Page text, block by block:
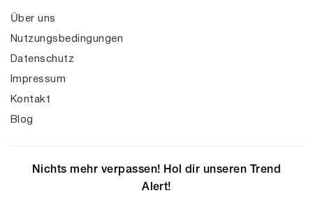
Über uns
Nutzungsbedingungen
Datenschutz
Impressum
Kontakt
Blog
Nichts mehr verpassen! Hol dir unseren Trend
Alert!